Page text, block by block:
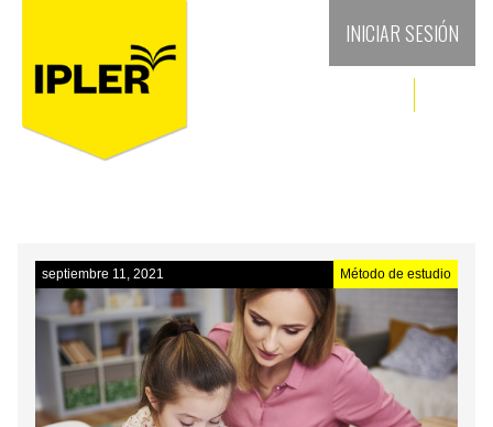
INICIAR SESIÓN
septiembre 11, 2021 Método de estudio